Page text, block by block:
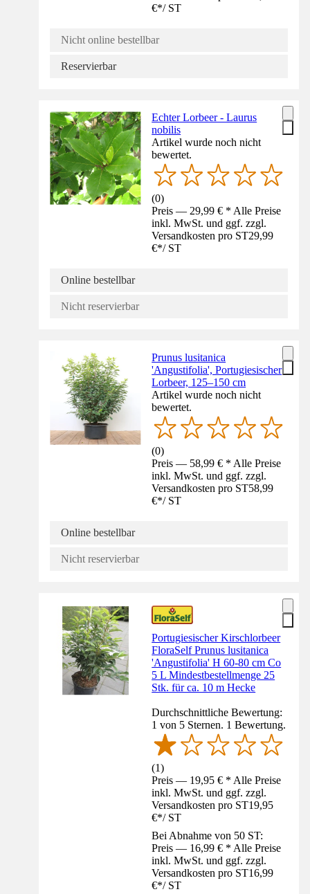
€*/ ST
Nicht online bestellbar
Reservierbar
Echter Lorbeer - Laurus
nobilis
Artikel wurde noch nicht
bewertet.
(0)
Preis — 29,99 € * Alle Preise
inkl. MwSt. und ggf. zzgl.
Versandkosten pro ST29,99
€*/ ST
Online bestellbar
Nicht reservierbar
Prunus lusitanica
'Angustifolia', Portugiesischer
Lorbeer, 125–150 cm
Artikel wurde noch nicht
bewertet.
(0)
Preis — 58,99 € * Alle Preise
inkl. MwSt. und ggf. zzgl.
Versandkosten pro ST58,99
€*/ ST
Online bestellbar
Nicht reservierbar
Portugiesischer Kirschlorbeer
FloraSelf Prunus lusitanica
'Angustifolia' H 60-80 cm Co
5 L Mindestbestellmenge 25
Stk. für ca. 10 m Hecke
Durchschnittliche Bewertung:
1 von 5 Sternen. 1 Bewertung.
(1)
Preis — 19,95 € * Alle Preise
inkl. MwSt. und ggf. zzgl.
Versandkosten pro ST19,95
€*/ ST
Bei Abnahme von 50 ST:
Preis — 16,99 € * Alle Preise
inkl. MwSt. und ggf. zzgl.
Versandkosten pro ST16,99
€*/ ST